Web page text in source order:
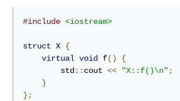
#include <iostream>
struct X {
virtual void f()
{
        std
:: cout << "X::f()\n";
}
};